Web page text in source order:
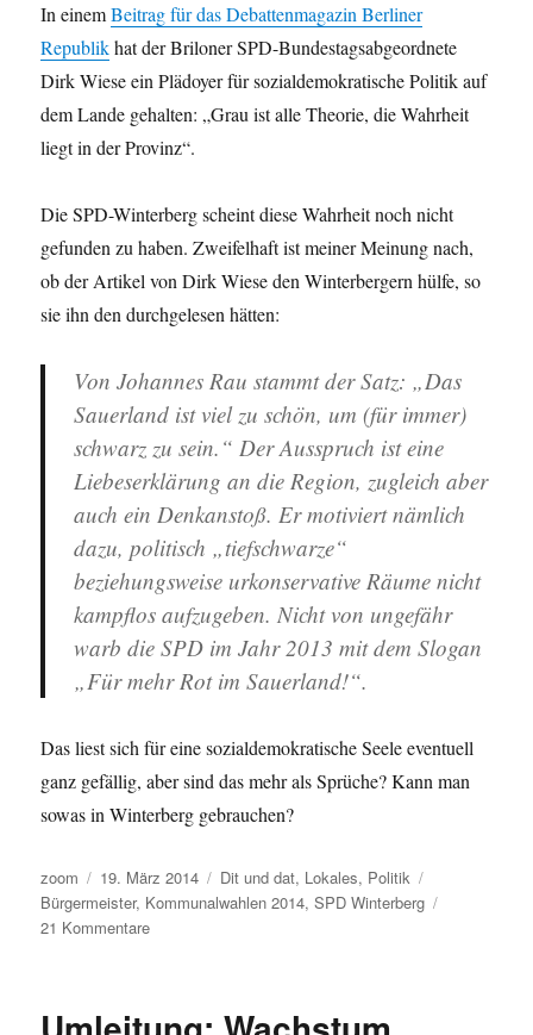
In einemBeitrag für das Debattenmagazin Berliner
Republikhat der Briloner SPD-Bundestagsabgeordnete
Dirk Wiese ein Plädoyer für sozialdemokratische Politik auf
dem Lande gehalten: „Grau ist alle Theorie, die Wahrheit
liegt in der Provinz“.
Die SPD-Winterberg scheint diese Wahrheit noch nicht
gefunden zu haben. Zweifelhaft ist meiner Meinung nach,
ob der Artikel von Dirk Wiese den Winterbergern hülfe, so
sie ihn den durchgelesen hätten:
Von Johannes Rau stammt der Satz: „Das
Sauerland ist viel zu schön, um (für immer)
schwarz zu sein.“ Der Ausspruch ist eine
Liebeserklärung an die Region, zugleich aber
auch ein Denkanstoß. Er motiviert nämlich
dazu, politisch „tiefschwarze“
beziehungsweise urkonservative Räume nicht
kampflos aufzugeben. Nicht von ungefähr
warb die SPD im Jahr 2013 mit dem Slogan
„Für mehr Rot im Sauerland!“.
Das liest sich für eine sozialdemokratische Seele eventuell
ganz gefällig, aber sind das mehr als Sprüche? Kann man
sowas in Winterberg gebrauchen?
Autor
zoom
Veröffentlicht
am
19. März 2014 Kategorien
Dit und dat, Lokales, Politik
Bürgermeister, Kommunalwahlen 2014,SPD Winterberg
21 Kommentarezu
die